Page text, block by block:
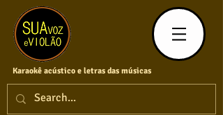
Karaokê acústico e letras das músicas